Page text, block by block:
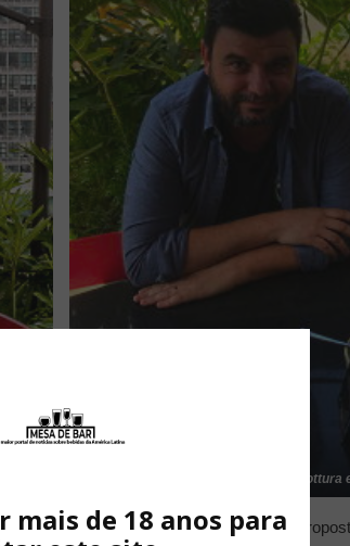
Junior Bottura
Abaru, o bar e restaurante com uma
mais de 18 anos para